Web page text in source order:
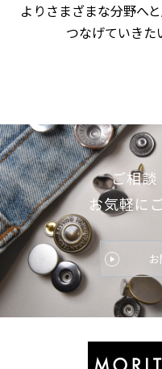
よりさまざまな分野へ
つなげていきた
ご相談
お気軽に